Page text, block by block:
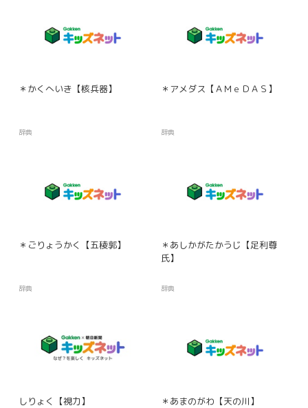
＊かくへいき【核兵器】
辞典
＊アメダス【ＡＭｅＤＡＳ】
辞典
＊ごりょうかく【五稜郭】
辞典
＊あしかがたかうじ【足利尊
氏】
辞典
しりょく【視力】 ＊あまのがわ【天の川】